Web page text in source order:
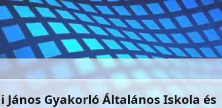
János Gyakorló Általános Iskola és